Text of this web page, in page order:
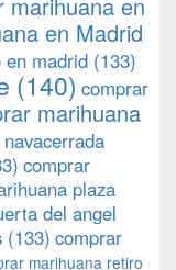
en Madrid
en madrid (133)
(140) comprar
marihuana
comprar
plaza
del angel
(133) comprar
marihuana retiro